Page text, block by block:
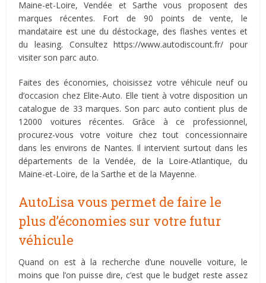
Maine-et-Loire, Vendée et Sarthe vous proposent des
marques récentes. Fort de 90 points de vente, le
mandataire est une du déstockage, des flashes ventes et
du leasing. Consultez https://www.autodiscount.fr/ pour
visiter son parc auto.
Faites des économies, choisissez votre véhicule neuf ou
d’occasion chez Elite-Auto. Elle tient à votre disposition un
catalogue de 33 marques. Son parc auto contient plus de
12000 voitures récentes. Grâce à ce professionnel,
procurez-vous votre voiture chez tout concessionnaire
dans les environs de Nantes. Il intervient surtout dans les
départements de la Vendée, de la Loire-Atlantique, du
Maine-et-Loire, de la Sarthe et de la Mayenne.
AutoLisa vous permet de faire le
plus d’économies sur votre futur
véhicule
Quand on est à la recherche d’une nouvelle voiture, le
moins que l’on puisse dire, c’est que le budget reste assez